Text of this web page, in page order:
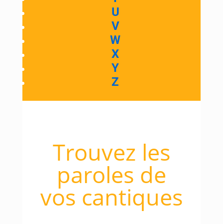
U
V
W
X
Y
Z
Trouvez les
paroles de
vos cantiques